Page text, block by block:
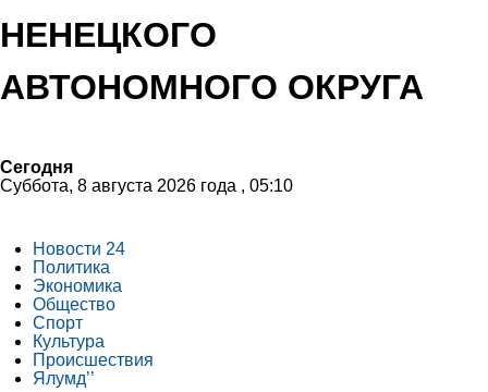
НЕНЕЦКОГО
АВТОНОМНОГО ОКРУГА
Сегодня
Суббота, 8 августа 2026 года , 05:10
Новости 24
Политика
Экономика
Общество
Спорт
Культура
Происшествия
Ялумд’’